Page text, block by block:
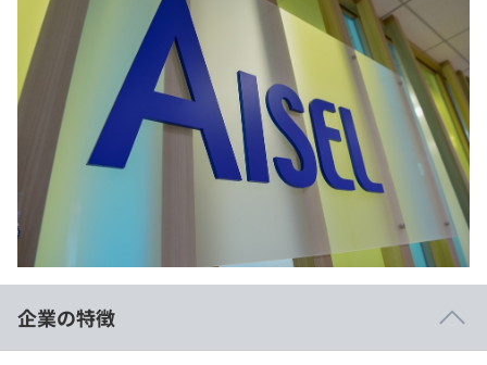
インターン
新卒エージェント
イベント・セミナー
インタビュー
就活成功ガイド
問題集
4択課題
ナレッジ
リファレンス
個人向けプラン
プログラミング言語
評価結果一覧
再チャレンジ結果一覧
ゲーム・マンガ
メディア
Tech Team Journal
paiza times
note
paizaとは？
企業の特徴